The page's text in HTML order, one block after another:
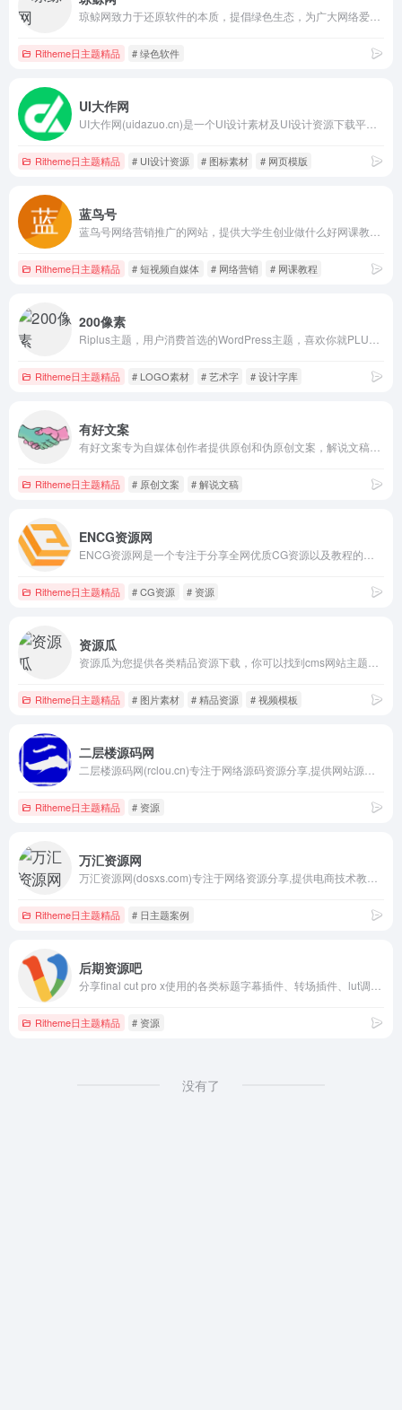
Ritheme日主题精品 # 绿色软件
UI大作网
Ritheme日主题精品 # UI设计资源 # 图标素材 # 网页模版
蓝鸟号
Ritheme日主题精品 # 短视频自媒体 # 网络营销 # 网课教程
200像素
Ritheme日主题精品 # LOGO素材 # 艺术字 # 设计字库
有好文案
Ritheme日主题精品 # 原创文案 # 解说文稿
ENCG资源网
Ritheme日主题精品 # CG资源 # 资源
资源瓜
Ritheme日主题精品 # 图片素材 # 精品资源 # 视频模板
二层楼源码网
Ritheme日主题精品 # 资源
万汇资源网
Ritheme日主题精品 # 日主题案例
后期资源吧
Ritheme日主题精品 # 资源
没有了